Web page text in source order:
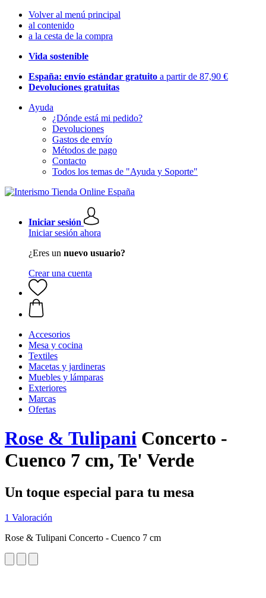
Volver al menú principal
al contenido
a la cesta de la compra
Vida sostenible
España: envío estándar gratuito a partir de 87,90 €
Devoluciones gratuitas
Ayuda
¿Dónde está mi pedido?
Devoluciones
Gastos de envío
Métodos de pago
Contacto
Todos los temas de "Ayuda y Soporte"
Iniciar sesión
Iniciar sesión ahora
¿Eres un nuevo usuario?
Crear una cuenta
Accesorios
Mesa y cocina
Textiles
Macetas y jardineras
Muebles y lámparas
Exteriores
Marcas
Ofertas
Rose & Tulipani Concerto -
Cuenco 7 cm, Te' Verde
Un toque especial para tu mesa
1 Valoración
Rose & Tulipani Concerto - Cuenco 7 cm